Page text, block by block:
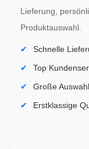
Lieferung,
Produktauswahl.
Schnelle
Top
Große
Erstklassige